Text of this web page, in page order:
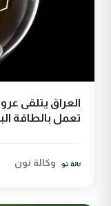
العراق يتلقى
تعمل بالطاقة
وكالة نون